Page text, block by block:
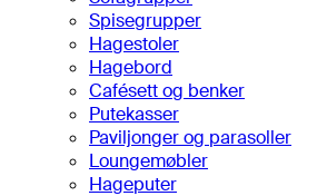
Spisegrupper
Hagestoler
Hagebord
Cafésett og benker
Putekasser
Paviljonger og parasoller
Loungemøbler
Hageputer